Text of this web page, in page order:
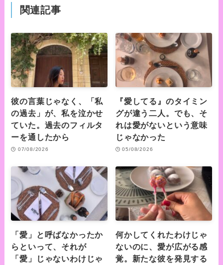
関連記事
彼の言葉じゃなく、「私
の過去」が、私を泣かせ
ていた。過去のフィルタ
ーを通したから
07/08/2026
『愛してる』のタイミン
グが違う二人。でも、そ
れは愛がないという意味
じゃなかった
05/08/2026
「愛」と呼ばなかったか
らといって、それが
「愛」じゃないわけじゃ
何かしてくれたわけじゃ
ないのに、愛が広がる感
覚。新たな彼を発見する